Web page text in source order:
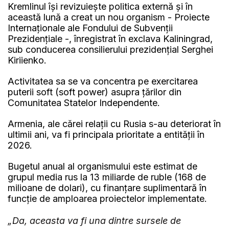
Kremlinul îşi revizuieşte politica externă şi în
această lună a creat un nou organism - Proiecte
Internaţionale ale Fondului de Subvenţii
Prezidenţiale -, înregistrat în exclava Kaliningrad,
sub conducerea consilierului prezidenţial Serghei
Kiriienko.
Activitatea sa se va concentra pe exercitarea
puterii soft (soft power) asupra ţărilor din
Comunitatea Statelor Independente.
Armenia, ale cărei relaţii cu Rusia s-au deteriorat în
ultimii ani, va fi principala prioritate a entităţii în
2026.
Bugetul anual al organismului este estimat de
grupul media rus la 13 miliarde de ruble (168 de
milioane de dolari), cu finanţare suplimentară în
funcţie de amploarea proiectelor implementate.
„Da, aceasta va fi una dintre sursele de